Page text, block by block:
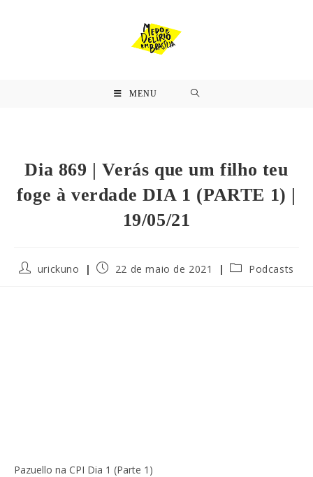
MENU
Dia 869 | Verás que um filho teu
foge à verdade DIA 1 (PARTE 1) |
19/05/21
urickuno 22 de maio de 2021 Podcasts
Pazuello na CPI Dia 1 (Parte 1)